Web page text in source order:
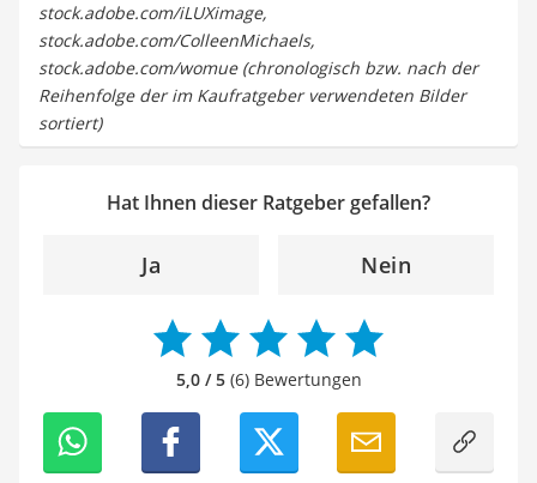
stock.adobe.com/iLUXimage,
stock.adobe.com/ColleenMichaels,
stock.adobe.com/womue (chronologisch bzw. nach der
Reihenfolge der im Kaufratgeber verwendeten Bilder
sortiert)
Hat Ihnen dieser Ratgeber gefallen?
Ja Nein
5,0 / 5(6) Bewertungen